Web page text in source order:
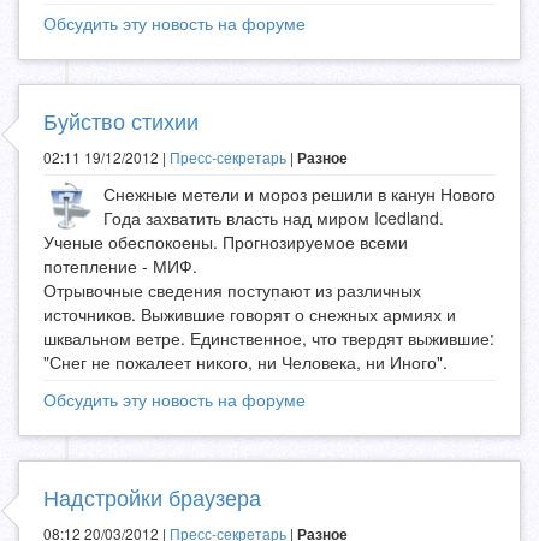
Обсудить эту новость на форуме
Буйство стихии
02:11 19/12/2012 | Пресс-секретарь | Разное
Снежные метели и мороз решили в канун Нового
Года захватить власть над миром Icedland.
Ученые обеспокоены. Прогнозируемое всеми
потепление - МИФ.
Отрывочные сведения поступают из различных
источников. Выжившие говорят о снежных армиях и
шквальном ветре. Единственное, что твердят выжившие:
"Снег не пожалеет никого, ни Человека, ни Иного".
Обсудить эту новость на форуме
Надстройки браузера
08:12 20/03/2012 | Пресс-секретарь | Разное